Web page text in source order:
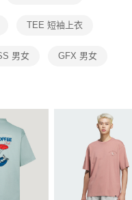
先享後付」服務完成之交
監護人之同意方可使用
之損失，本公司不負相關責
帳號之用戶狀況，依本公司即
之情形，本公司將視審查結果
冊。若發現惡意使用之情形，
用額度並採取法律行動。
TEE 短袖上衣
男女 GFX 男女